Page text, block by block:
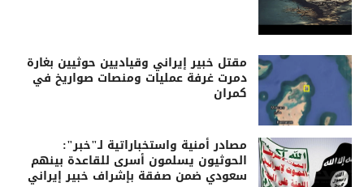
مقتل خبير إيراني وقياديين حوثيين بغارة
دمرت غرفة عمليات ومنصات صواريخ في
كمران
مصادر أمنية واستخباراتية لـ"خبر":
الحوثيون يسلمون أسرى للقاعدة بينهم
سعودي ضمن صفقة بإشراف خبير إيراني